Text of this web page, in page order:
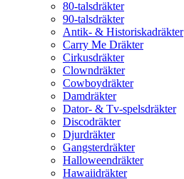
80-talsdräkter
90-talsdräkter
Antik- & Historiskadräkter
Carry Me Dräkter
Cirkusdräkter
Clowndräkter
Cowboydräkter
Damdräkter
Dator- & Tv-spelsdräkter
Discodräkter
Djurdräkter
Gangsterdräkter
Halloweendräkter
Hawaiidräkter